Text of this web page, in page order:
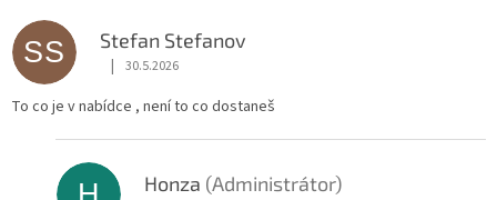
SS Stefan Stefanov
Hodnocení obchodu je 1 z 5 hvězdiček.
| 30.5.2026
To co je v nabídce , není to co dostaneš
Honza (Administrátor)